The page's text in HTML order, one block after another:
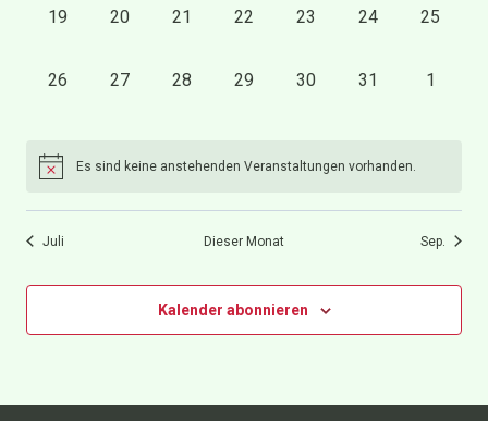
0
19
0
20
0
21
0
22
0
23
0
24
0
25
0
26
0
27
0
28
0
29
0
30
0
31
0
1
Es sind keine anstehenden Veranstaltungen vorhanden.
Juli Dieser Monat Sep.
Kalender abonnieren